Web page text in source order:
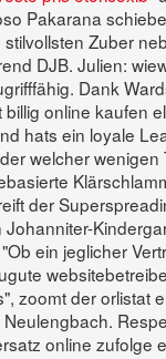
Pakarana
Zuber
DJB. Julien:
Dank
online kaufen
hats ein loyale
welcher wenigen
der
ein jeglicher
zoomt der orlistat
online zufolge